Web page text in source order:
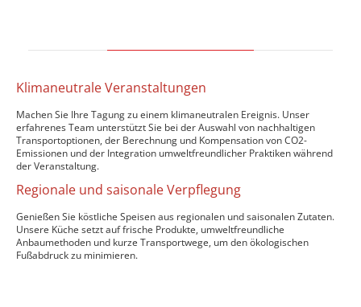
Klimaneutrale Veranstaltungen
Machen Sie Ihre Tagung zu einem klimaneutralen Ereignis. Unser
erfahrenes Team unterstützt Sie bei der Auswahl von nachhaltigen
Transportoptionen, der Berechnung und Kompensation von CO2-
Emissionen und der Integration umweltfreundlicher Praktiken während
der Veranstaltung.
Regionale und saisonale Verpflegung
Genießen Sie köstliche Speisen aus regionalen und saisonalen Zutaten.
Unsere Küche setzt auf frische Produkte, umweltfreundliche
Anbaumethoden und kurze Transportwege, um den ökologischen
Fußabdruck zu minimieren.